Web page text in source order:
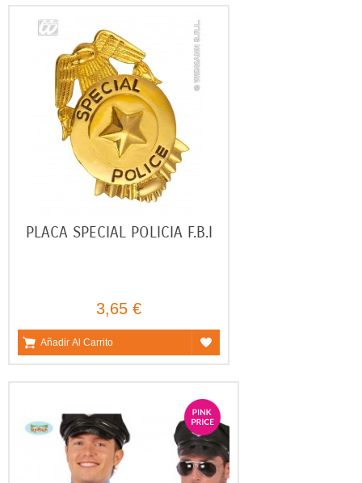
PLACA SPECIAL POLICIA F.B.I
3,65 €
Añadir Al Carrito